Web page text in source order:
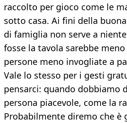
raccolto per gioco come le
sotto casa. Ai fini della
di famiglia non serve a
fosse la tavola sarebbe
persone meno invogliate a
Vale lo stesso per i gesti
pensarci: quando dobbiamo
persona piacevole, come la
Probabilmente diremo che è